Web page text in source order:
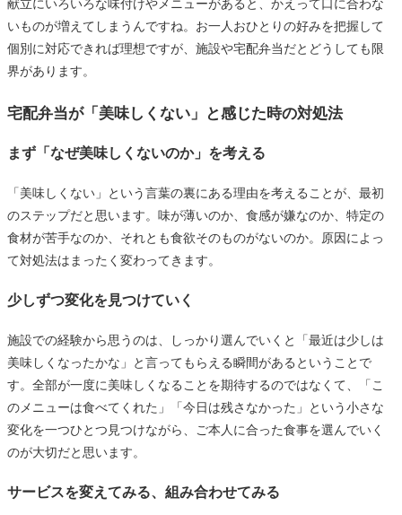
献立にいろいろな味付けやメニューがあると、かえって口に合わな
いものが増えてしまうんですね。お一人おひとりの好みを把握して
個別に対応できれば理想ですが、施設や宅配弁当だとどうしても限
界があります。
宅配弁当が「美味しくない」と感じた時の対処法
まず「なぜ美味しくないのか」を考える
「美味しくない」という言葉の裏にある理由を考えることが、最初
のステップだと思います。味が薄いのか、食感が嫌なのか、特定の
食材が苦手なのか、それとも食欲そのものがないのか。原因によっ
て対処法はまったく変わってきます。
少しずつ変化を見つけていく
施設での経験から思うのは、しっかり選んでいくと「最近は少しは
美味しくなったかな」と言ってもらえる瞬間があるということで
す。全部が一度に美味しくなることを期待するのではなくて、「こ
のメニューは食べてくれた」「今日は残さなかった」という小さな
変化を一つひとつ見つけながら、ご本人に合った食事を選んでいく
のが大切だと思います。
サービスを変えてみる、組み合わせてみる